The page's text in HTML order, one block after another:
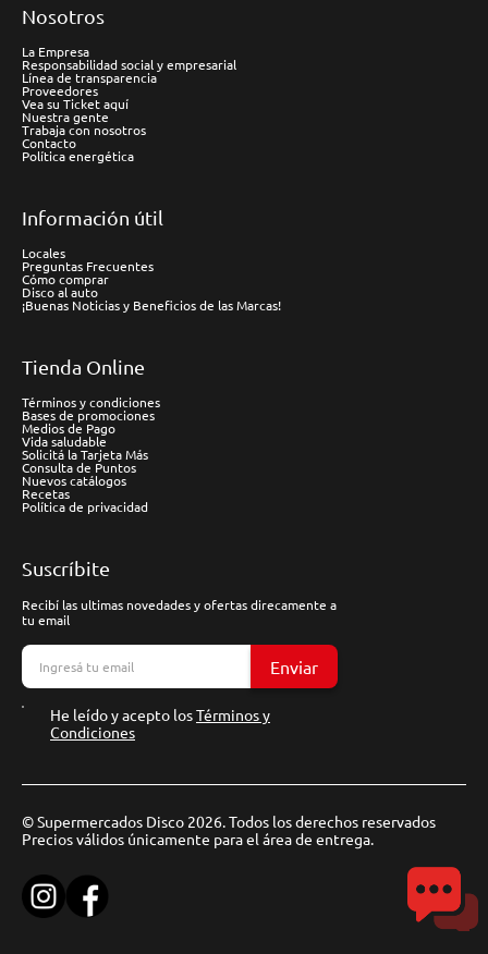
Nosotros
La Empresa
Responsabilidad social y empresarial
Línea de transparencia
Proveedores
Vea su Ticket aquí
Nuestra gente
Trabaja con nosotros
Contacto
Política energética
Información útil
Locales
Preguntas Frecuentes
Cómo comprar
Disco al auto
¡Buenas Noticias y Beneficios de las Marcas!
Tienda Online
Términos y condiciones
Bases de promociones
Medios de Pago
Vida saludable
Solicitá la Tarjeta Más
Consulta de Puntos
Nuevos catálogos
Recetas
Política de privacidad
Suscríbite
Recibí las ultimas novedades y ofertas direcamente a
tu email
Enviar
He leído y acepto losTérminos y
Condiciones
© Supermercados Disco 2026. Todos los derechos reservados
Precios válidos únicamente para el área de entrega.